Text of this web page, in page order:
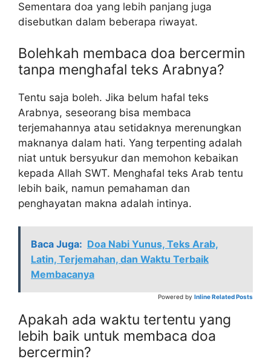
Sementara doa yang lebih panjang juga
disebutkan dalam beberapa riwayat.
Bolehkah membaca doa bercermin
tanpa menghafal teks Arabnya?
Tentu saja boleh. Jika belum hafal teks
Arabnya, seseorang bisa membaca
terjemahannya atau setidaknya merenungkan
maknanya dalam hati. Yang terpenting adalah
niat untuk bersyukur dan memohon kebaikan
kepada Allah SWT. Menghafal teks Arab tentu
lebih baik, namun pemahaman dan
penghayatan makna adalah intinya.
Baca Juga: Doa Nabi Yunus, Teks Arab,
Latin, Terjemahan, dan Waktu Terbaik
Membacanya
Powered by Inline Related Posts
Apakah ada waktu tertentu yang
lebih baik untuk membaca doa
bercermin?